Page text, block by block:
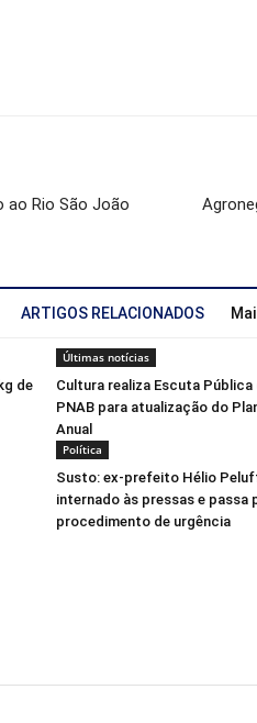
ao Rio São João
ARTIGOS RELACIONADOS
de
Últimas notícias
Cultura realiza Escuta Pública
PNAB para atualização do
Anual
Política
Susto: ex-prefeito Hélio
internado às pressas e passa
procedimento de urgência